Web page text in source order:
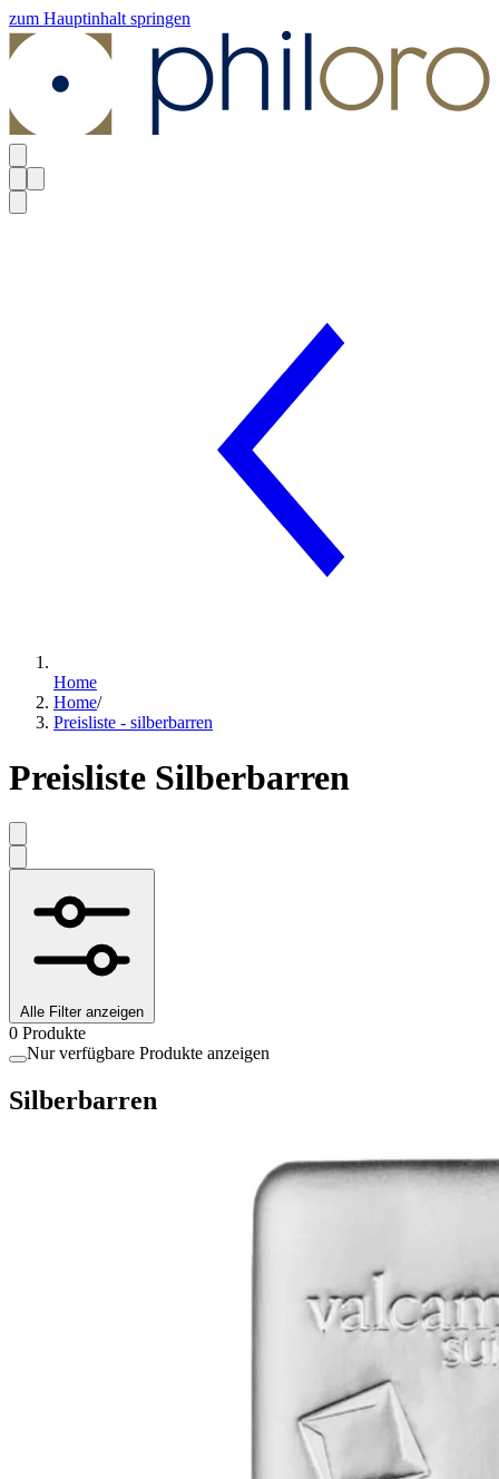
zum Hauptinhalt springen
Home
Home/
Preisliste - silberbarren
Preisliste Silberbarren
Alle Filter anzeigen
0 Produkte
Nur verfügbare Produkte anzeigen
Silberbarren